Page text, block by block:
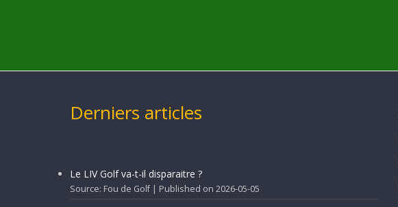
Derniers articles
Le LIV Golf va-t-il disparaitre ?
Source: Fou de Golf Published on 2026-05-05